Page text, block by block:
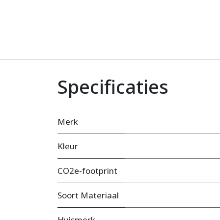
Specificaties
Merk
Kleur
CO2e-footprint
Soort Materiaal